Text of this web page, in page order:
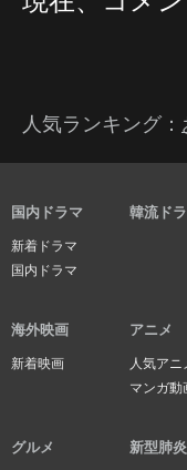
人気ランキング：
国内ドラマ
新着ドラマ
国内ドラマ
韓流ド
海外映画
新着映画
アニメ
人気アニ
マンガ動
グルメ 新型肺炎